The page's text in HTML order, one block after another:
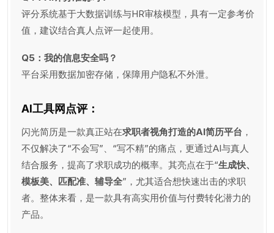
评分系统基于大数据训练与HR审核模型，具有一定参考价
值，建议结合真人点评一起使用。
Q5：我的信息安全吗？
平台采用数据加密存储，保障用户隐私不外泄。
AI工具网点评：
闪光简历是一款真正站在求职者视角打造的AI简历平台 ，
不仅解决了“不会写”、“写不精”的痛点，更通过AI与真人
结合服务，提高了求职成功的概率。其亮点在于“生成快、
模板美、匹配准、辅导全”，尤其适合想快速出击的求职
者。整体来看，是一款具有高实用价值与付费转化潜力的
产品。